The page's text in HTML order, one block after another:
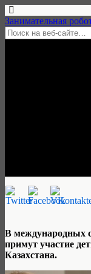
Занимательная
В международных
примут участие
Казахстана.